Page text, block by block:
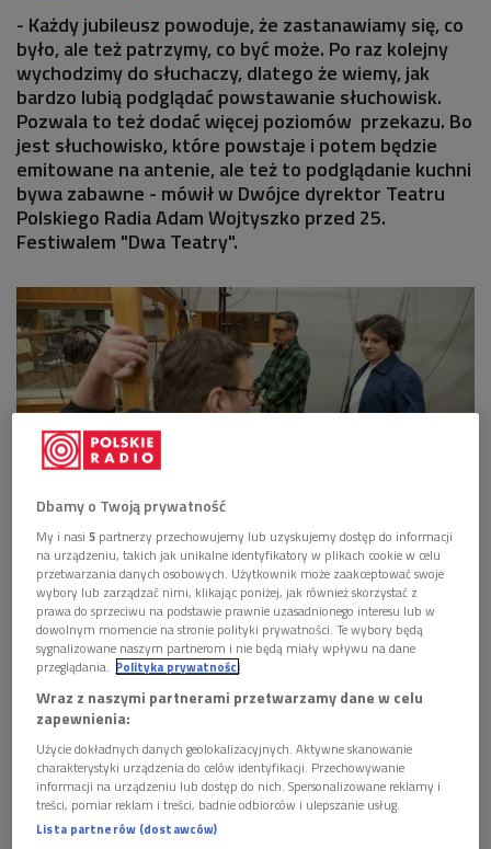
- Każdy jubileusz powoduje, że zastanawiamy się, co
było, ale też patrzymy, co być może. Po raz kolejny
wychodzimy do słuchaczy, dlatego że wiemy, jak
bardzo lubią podglądać powstawanie słuchowisk.
Pozwala to też dodać więcej poziomów przekazu. Bo
jest słuchowisko, które powstaje i potem będzie
emitowane na antenie, ale też to podglądanie kuchni
bywa zabawne - mówił w Dwójce dyrektor Teatru
Polskiego Radia Adam Wojtyszko przed 25.
Festiwalem "Dwa Teatry".
- Bardzo się cieszę, że mamy słuchowiska z różnych rozgłośni. Część zgłasza
Teatr Polskiego Radia, część nasze anteny. Ten kalejdoskop jest cudowny -
mówił w Dwójce Adam Wojtyszko (na zdj. tyłem)
Foto: Krzysztof
Świeżak/PR
>>>Posłuchaj rozmowy w "Poranku Dwójki"
Te sceny nie mają ściany, a twórców i odbiorców dzielą często
setki kilometrów.
od dekad tworzą scenę dla naszej wyobraźni.Robią
dźwiękami, pauzą i obrazami.Od 25 lat swoje spektakle
twórcy telewizyjni i radiowi prezentują naFestiwalu "Dwa
Teatry".
Dbamy o Twoją prywatność
My i nasi5 partnerzy przechowujemy lub uzyskujemy dostęp do informacji
na urządzeniu, takich jak unikalne identyfikatory w plikach cookie w celu
przetwarzania danych osobowych. Użytkownik może zaakceptować swoje
wybory lub zarządzać nimi, klikając poniżej, jak również skorzystać z
prawa do sprzeciwu na podstawie prawnie uzasadnionego interesu lub w
dowolnym momencie na stronie polityki prywatności. Te wybory będą
sygnalizowane naszym partnerom i nie będą miały wpływu na dane
przeglądania. Polityka prywatności
Wraz z naszymi partnerami przetwarzamy dane w celu
zapewnienia:
Użycie dokładnych danych geolokalizacyjnych. Aktywne skanowanie
charakterystyki urządzenia do celów identyfikacji. Przechowywanie
informacji na urządzeniu lub dostęp do nich. Spersonalizowane reklamy i
treści, pomiar reklam i treści, badnie odbiorców i ulepszanie usług.
Lista partnerów (dostawców)